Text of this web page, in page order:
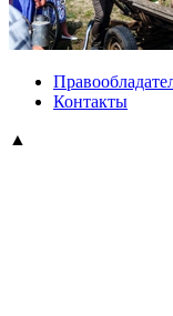
Контакты
▲